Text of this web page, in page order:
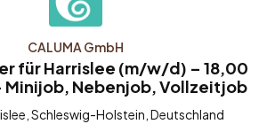
CALUMA GmbH
für Harrislee (m/w/d) – 18,00
Minijob, Nebenjob, Vollzeitjob
Schleswig-Holstein, Deutschland